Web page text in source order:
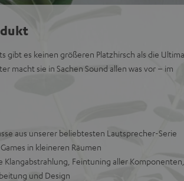
gibt es keinen größeren Platzhirsch als die Ultima
macht sie in Sachen Sound allen was vor – im
aus unserer beliebtesten Lautsprecher-Serie
in kleineren Räumen
Feintuning aller Komponenten,
und Design